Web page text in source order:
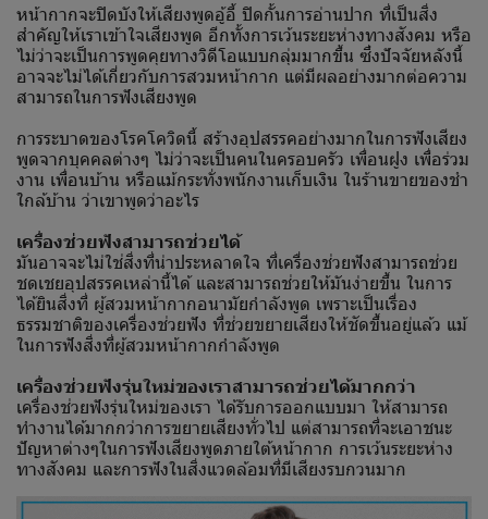
หน้ากากจะปิดบังให้เสียงพูดอู้อี้ ปิดกั้นการอ่านปาก ที่เป็นสิ่ง
สำคัญให้เราเข้าใจเสียงพูด อีกทั้งการเว้นระยะห่างทางสังคม หรือ
ไม่ว่าจะเป็นการพูดคุยทางวิดีโอแบบกลุ่มมากขึ้น ซึ่งปัจจัยหลังนี้
อาจจะไม่ได้เกี่ยวกับการสวมหน้ากาก แต่มีผลอย่างมากต่อความ
สามารถในการฟังเสียงพูด
การระบาดของโรคโควิดนี้ สร้างอุปสรรคอย่างมากในการฟังเสียง
พูดจากบุคคลต่างๆ ไม่ว่าจะเป็นคนในครอบครัว เพื่อนฝูง เพื่อร่วม
งาน เพื่อนบ้าน หรือแม้กระทั่งพนักงานเก็บเงิน ในร้านขายของชำ
ใกล้บ้าน ว่าเขาพูดว่าอะไร
เครื่องช่วยฟังสามารถช่วยได้
มันอาจจะไม่ใช่สิ่งที่น่าประหลาดใจ ที่เครื่องช่วยฟังสามารถช่วย
ชดเชยอุปสรรคเหล่านี้ได้ และสามารถช่วยให้มันง่ายขึ้น ในการ
ได้ยินสิ่งที่ ผู้สวมหน้ากากอนามัยกำลังพูด เพราะเป็นเรื่อง
ธรรมชาติของเครื่องช่วยฟัง ที่ช่วยขยายเสียงให้ชัดขึ้นอยู่แล้ว แม้
ในการฟังสิ่งที่ผู้สวมหน้ากากกำลังพูด
เครื่องช่วยฟังรุ่นใหม่ของเราสามารถช่วยได้มากกว่า
เครื่องช่วยฟังรุ่นใหม่ของเรา ได้รับการออกแบบมา ให้สามารถ
ทำงานได้มากกว่าการขยายเสียงทั่วไป แต่สามารถที่จะเอาชนะ
ปัญหาต่างๆในการฟังเสียงพูดภายใต้หน้ากาก การเว้นระยะห่าง
ทางสังคม และการฟังในสิ่งแวดล้อมที่มีเสียงรบกวนมาก